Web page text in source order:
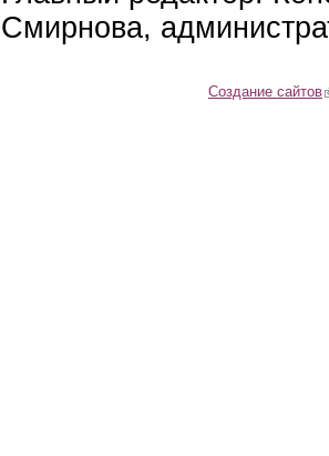
Смирнова,
Создание сайтов